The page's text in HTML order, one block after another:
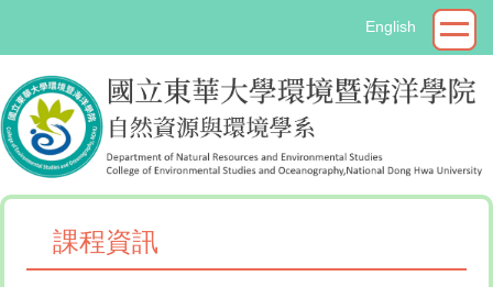
要
內
容
區
English
課程資訊